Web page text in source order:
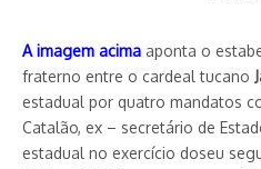
A imagem acima aponta o
fraterno entre o cardeal tucano
estadual por quatro mandatos
Catalão, ex – secretário de
estadual no exercício doseu